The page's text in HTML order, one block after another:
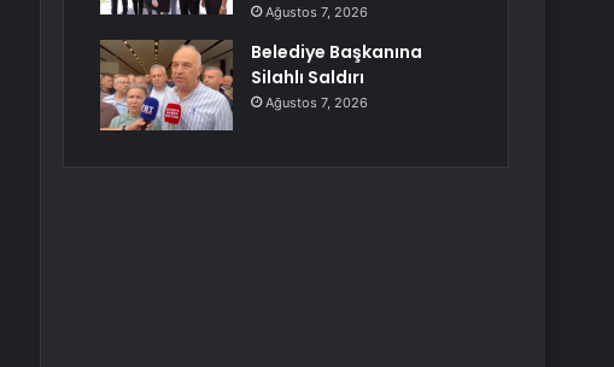
Ağustos 7, 2026
Belediye Başkanına
Silahlı Saldırı
Ağustos 7, 2026